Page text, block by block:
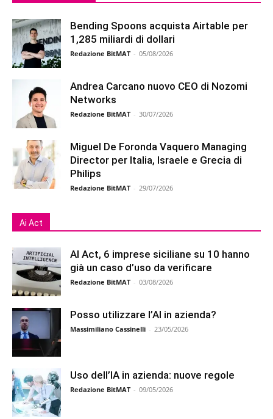
Bending Spoons acquista Airtable per
1,285 miliardi di dollari
Redazione BitMAT - 05/08/2026
Andrea Carcano nuovo CEO di Nozomi
Networks
Redazione BitMAT - 30/07/2026
Miguel De Foronda Vaquero Managing
Director per Italia, Israele e Grecia di
Philips
Redazione BitMAT - 29/07/2026
Ai Act
AI Act, 6 imprese siciliane su 10 hanno
già un caso d’uso da verificare
Redazione BitMAT - 03/08/2026
Posso utilizzare l’AI in azienda?
Massimiliano Cassinelli - 23/05/2026
Uso dell’IA in azienda: nuove regole
Redazione BitMAT - 09/05/2026